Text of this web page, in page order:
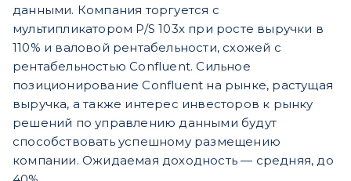
данными. Компания торгуется с
мультипликатором P/S 103x при росте выручки в
110% и валовой рентабельности, схожей с
рентабельностью Confluent. Сильное
позиционирование Confluent на рынке, растущая
выручка, а также интерес инвесторов к рынку
решений по управлению данными будут
способствовать успешному размещению
компании. Ожидаемая доходность — средняя, до